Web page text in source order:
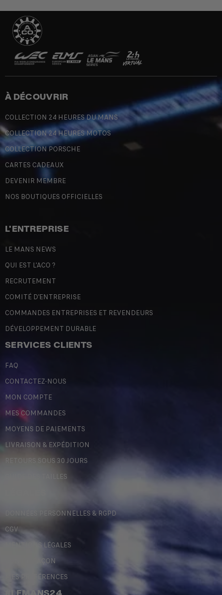
À DÉCOUVRIR
COLLECTION 24 HEURES DU MANS
COLLECTION 24 HEURES MOTOS
COLLECTION PORSCHE
CARTES CADEAUX
DEVENIR MEMBRE
NOS BOUTIQUES OFFICIELLES
L'ENTREPRISE
LE MANS NEWS
QUI EST L'ACO ?
RECRUTEMENT
COMITÉ D'ENTREPRISE
COMMANDES ENTREPRISES ET REVENDEURS
DÉVELOPPEMENT DURABLE
SERVICES CLIENTS
FAQ
CONTACTEZ-NOUS
MON COMPTE
MES COMMANDES
MOYENS DE PAIEMENTS
LIVRAISON & EXPÉDITION
RETOURS SOUS 30 JOURS
GUIDE DES TAILLES
DONNÉES PERSONNELLES & RGPD
CGV
MENTIONS LÉGALES
CONTREFAÇON
MES PRÉFÉRENCES